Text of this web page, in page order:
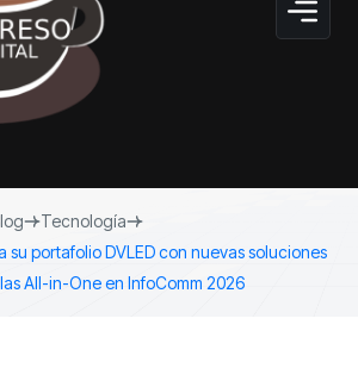
Tecnología
su portafolio DVLED con nuevas soluciones
All-in-One en InfoComm 2026